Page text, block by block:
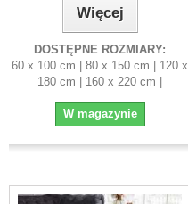
Więcej
DOSTĘPNE ROZMIARY:
60 x 100 cm | 80 x 150 cm | 120 x
180 cm | 160 x 220 cm |
W magazynie